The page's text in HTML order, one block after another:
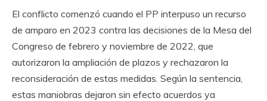
El conflicto comenzó cuando el PP interpuso un recurso
de amparo en 2023 contra las decisiones de la Mesa del
Congreso de febrero y noviembre de 2022, que
autorizaron la ampliación de plazos y rechazaron la
reconsideración de estas medidas. Según la sentencia,
estas maniobras dejaron sin efecto acuerdos ya